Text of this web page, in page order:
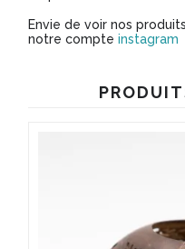
Envie de voir nos
notre compteinstagram